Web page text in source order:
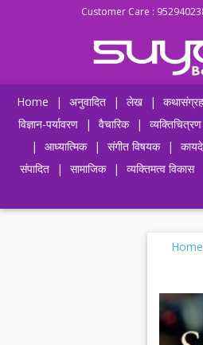
Customer Care :
Home | अनुवादित | लेख | कथासंग्रह
विज्ञान-पर्यावरण
| वैचारिक | व्यक्तिचित्रण
|
आध्यात्मिक | संगीत विषयक |
संपादित
| सामाजिक | व्यक्तिमत्व विकास
Home